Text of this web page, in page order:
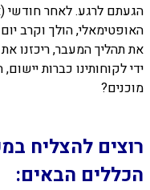
הגעתם לרגע. לאחר חודשי
האופטימאלי, הולך וקרב
את תהליך המעבר, ריכזנו
ידי לקוחותינו כברות
מוכנים?
רוצים להצליח
הכללים הבאים: